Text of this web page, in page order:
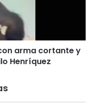
arma cortante y
Henríquez